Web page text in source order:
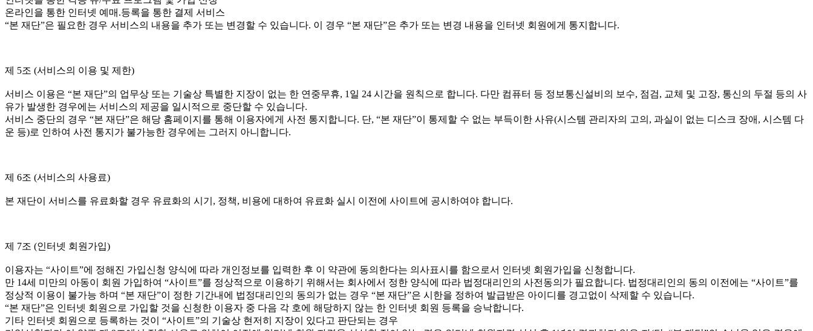
온라인을 통한 인터넷 예매.등록을 통한 결제 서비스
“본 재단”은 필요한 경우 서비스의 내용을 추가 또는 변경할 수 있습니다. 이 경우 “본 재단”은 추가 또는 변경 내용을 인터넷 회원에게 통지합니다.
제 5조 (서비스의 이용 및 제한)
서비스 이용은 “본 재단”의 업무상 또는 기술상 특별한 지장이 없는 한 연중무휴, 1일 24 시간을 원칙으로 합니다. 다만 컴퓨터 등 정보통신설비의 보수, 점검, 교체 및 고장, 통신의 두절 등의 사
유가 발생한 경우에는 서비스의 제공을 일시적으로 중단할 수 있습니다.
서비스 중단의 경우 “본 재단”은 해당 홈페이지를 통해 이용자에게 사전 통지합니다. 단, “본 재단”이 통제할 수 없는 부득이한 사유(시스템 관리자의 고의, 과실이 없는 디스크 장애, 시스템 다
운 등)로 인하여 사전 통지가 불가능한 경우에는 그러지 아니합니다.
제 6조 (서비스의 사용료)
본 재단이 서비스를 유료화할 경우 유료화의 시기, 정책, 비용에 대하여 유료화 실시 이전에 사이트에 공시하여야 합니다.
제 7조 (인터넷 회원가입)
이용자는 “사이트”에 정해진 가입신청 양식에 따라 개인정보를 입력한 후 이 약관에 동의한다는 의사표시를 함으로서 인터넷 회원가입을 신청합니다.
만 14세 미만의 아동이 회원 가입하여 “사이트”를 정상적으로 이용하기 위해서는 회사에서 정한 양식에 따라 법정대리인의 사전동의가 필요합니다. 법정대리인의 동의 이전에는 “사이트”를
정상적 이용이 불가능 하며 “본 재단”이 정한 기간내에 법정대리인의 동의가 없는 경우 “본 재단”은 시한을 정하여 발급받은 아이디를 경고없이 삭제할 수 있습니다.
“본 재단”은 인터넷 회원으로 가입할 것을 신청한 이용자 중 다음 각 호에 해당하지 않는 한 인터넷 회원 등록을 승낙합니다.
기타 인터넷 회원으로 등록하는 것이 “사이트”의 기술상 현저히 지장이 있다고 판단되는 경우